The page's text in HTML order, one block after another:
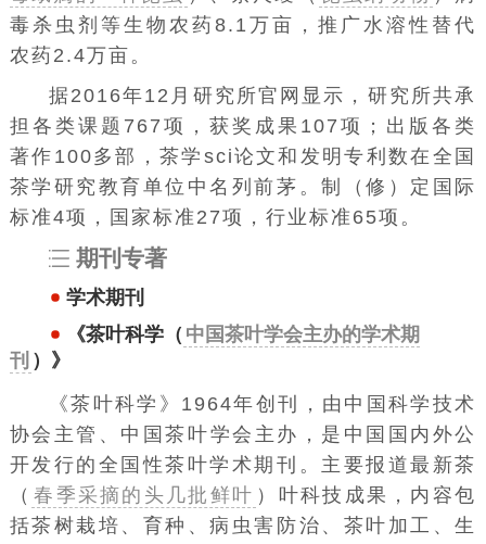
毒杀虫剂等生物农药8.1万亩，推广水溶性替代
农药2.4万亩。
据2016年12月研究所官网显示，研究所共承
担各类课题767项，获奖成果107项；出版各类
著作100多部，茶学sci论文和发明专利数在全国
茶学研究教育单位中名列前茅。制（修）定国际
标准4项，国家标准27项，行业标准65项。
期刊专著
学术期刊
《茶叶科学（ 中国茶叶学会主办的学术期
刊 ）》
《茶叶科学 》1964年创刊，由 中国科学技术
协会 主管、 中国茶叶学会 主办，是中国国内外公
开发行的全国性茶叶学术期刊。主要报道最新茶
（ 春季采摘的头几批鲜叶 ）叶科技成果，内容包
括茶树栽培、育种、病虫害防治、茶叶加工、生